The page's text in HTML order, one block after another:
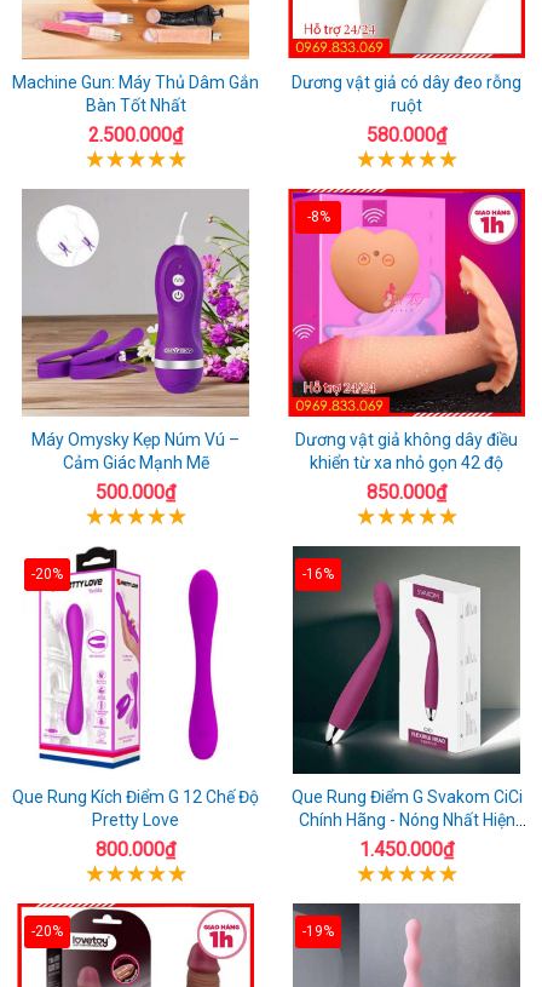
Machine Gun: Máy Thủ Dâm Gắn
Bàn Tốt Nhất
2.500.000₫
Dương vật giả có dây đeo rỗng
ruột
580.000₫
Máy Omysky Kẹp Núm Vú –
Cảm Giác Mạnh Mẽ
500.000₫
-8%
Dương vật giả không dây điều
khiển từ xa nhỏ gọn 42 độ
850.000₫
-20%
Que Rung Kích Điểm G 12 Chế Độ
Pretty Love
800.000₫
-16%
Que Rung Điểm G Svakom CiCi
Chính Hãng - Nóng Nhất Hiện
Nay
1.450.000₫
-20% -19%